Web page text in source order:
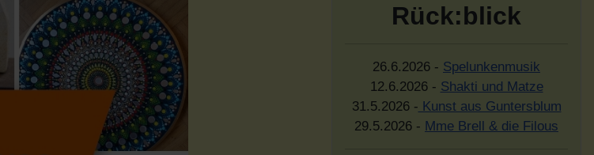
Rück:blick
26.6.2026 - Spelunkenmusik
12.6.2026 - Shakti und Matze
31.5.2026 - Kunst aus Guntersblum
29.5.2026 - Mme Brell & die Filous